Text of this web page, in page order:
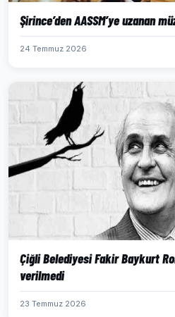
Şirince’den AASSM’ye uzanan
24 Temmuz 2026
Çiğli Belediyesi Fakir Baykurt
verilmedi
23 Temmuz 2026